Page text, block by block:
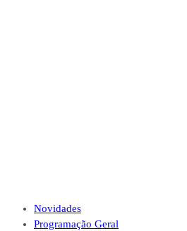
Novidades
Programação Geral